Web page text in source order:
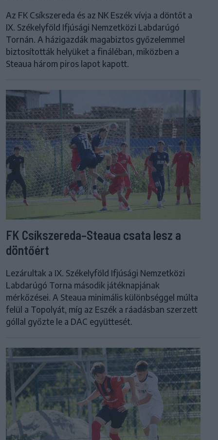
Az FK Csíkszereda és az NK Eszék vívja a döntőt a
IX. Székelyföld Ifjúsági Nemzetközi Labdarúgó
Tornán. A házigazdák magabiztos győzelemmel
biztosították helyüket a fináléban, miközben a
Steaua három piros lapot kapott.
FK Csíkszereda–Steaua csata lesz a
döntőért
Lezárultak a IX. Székelyföld Ifjúsági Nemzetközi
Labdarúgó Torna második játéknapjának
mérkőzései. A Steaua minimális különbséggel múlta
felül a Topolyát, míg az Eszék a ráadásban szerzett
góllal győzte le a DAC együttesét.